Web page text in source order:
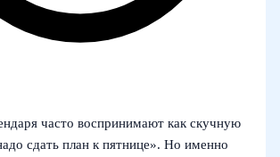
часто воспринимают как скучную
сдать план к пятнице». Но именно